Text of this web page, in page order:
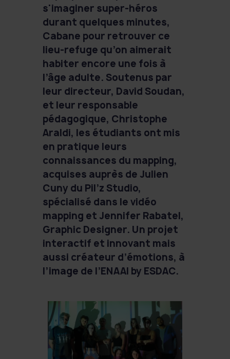
s'imaginer super-héros
durant quelques minutes,
Cabane pour retrouver ce
lieu-refuge qu’on aimerait
habiter encore une fois à
l’âge adulte. Soutenus par
leur directeur, David Soudan,
et leur responsable
pédagogique, Christophe
Araldi, les étudiants ont mis
en pratique leurs
connaissances du mapping,
acquises auprès de Julien
Cuny du Pil’z Studio,
spécialisé dans le vidéo
mapping et Jennifer Rabatel,
Graphic Designer. Un projet
interactif et innovant mais
aussi créateur d’émotions, à
l’image de l’ENAAI by ESDAC.